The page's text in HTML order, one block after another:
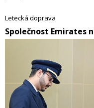
efektivitou.
Letecká doprava
​Společnost Emirates